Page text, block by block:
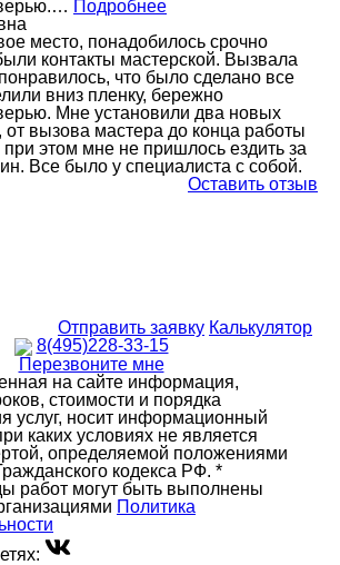
Подробнее
место, понадобилось срочно
контакты мастерской. Вызвала
что было сделано все
вниз пленку, бережно
Мне установили два новых
от вызова мастера до конца работы
этом мне не пришлось ездить за
Все было у специалиста с собой.
Оставить отзыв
Отправить заявку Калькулятор
8(495)228-33-15
Перезвоните мне
на сайте информация,
стоимости и порядка
услуг, носит информационный
каких условиях не является
определяемой положениями
кодекса РФ. *
работ могут быть выполнены
Политика